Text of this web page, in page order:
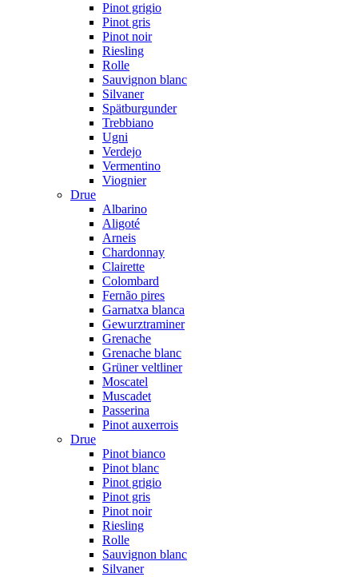
Pinot grigio
Pinot gris
Pinot noir
Riesling
Rolle
Sauvignon blanc
Silvaner
Spätburgunder
Trebbiano
Ugni
Verdejo
Vermentino
Viognier
Drue
Albarino
Aligoté
Arneis
Chardonnay
Clairette
Colombard
Fernão pires
Garnatxa blanca
Gewurztraminer
Grenache
Grenache blanc
Grüner veltliner
Moscatel
Muscadet
Passerina
Pinot auxerrois
Drue
Pinot bianco
Pinot blanc
Pinot grigio
Pinot gris
Pinot noir
Riesling
Rolle
Sauvignon blanc
Silvaner